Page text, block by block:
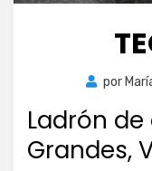
por
Ladrón de
Grandes,